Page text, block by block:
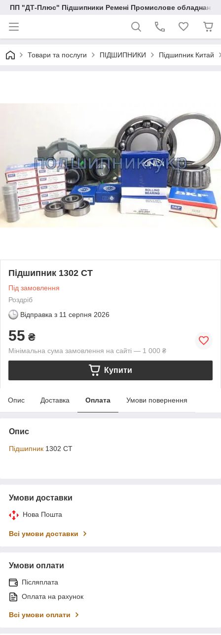
ПП "ДТ-Плюс" Підшипники Ремені Промислове обладнання
Товари та послуги ПІДШИПНИКИ Підшипник Китай
Підшипник 1302 CT
Під замовлення
Роздріб
Відправка з 11 серпня 2026
55 ₴
Мінімальна сума замовлення на сайті — 1 000 ₴
Купити
Опис Доставка Оплата Умови повернення
Опис
Підшипник 1302 CT
Умови доставки
Нова Пошта
Всі умови доставки
Умови оплати
Післяплата
Оплата на рахунок
Всі умови оплати